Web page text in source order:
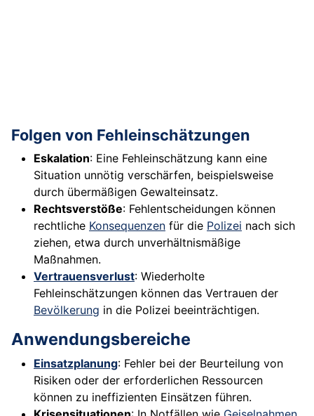
Folgen von Fehleinschätzungen
Eskalation: Eine Fehleinschätzung kann eine
Situation unnötig verschärfen, beispielsweise
durch übermäßigen Gewalteinsatz.
Rechtsverstöße: Fehlentscheidungen können
rechtliche Konsequenzen für die Polizei nach sich
ziehen, etwa durch unverhältnismäßige
Maßnahmen.
Vertrauensverlust: Wiederholte
Fehleinschätzungen können das Vertrauen der
Bevölkerung in die Polizei beeinträchtigen.
Anwendungsbereiche
Einsatzplanung: Fehler bei der Beurteilung von
Risiken oder der erforderlichen Ressourcen
können zu ineffizienten Einsätzen führen.